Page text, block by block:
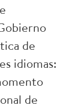
de
idiomas:
de